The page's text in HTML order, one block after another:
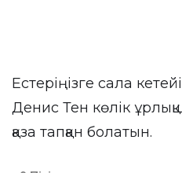
Естеріңізге сала
Денис Тен көлік
қаза тапқан болатын.